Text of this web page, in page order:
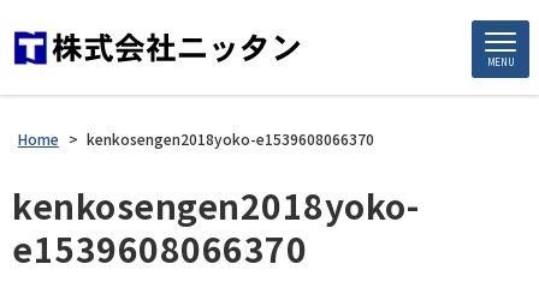
MENU
Home > kenkosengen2018yoko-e1539608066370
kenkosengen2018yoko-
e1539608066370